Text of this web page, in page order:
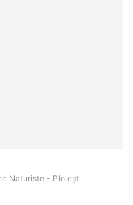
Naturiste - Ploieşti